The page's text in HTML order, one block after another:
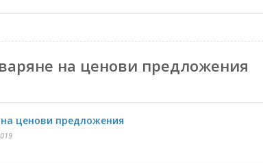
на ценови предложения
ценови предложения